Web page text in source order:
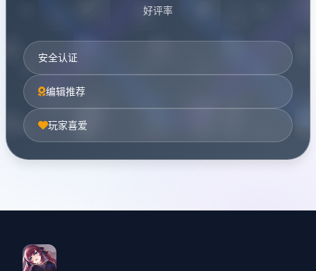
好评率
安全认证
编辑推荐
玩家喜爱